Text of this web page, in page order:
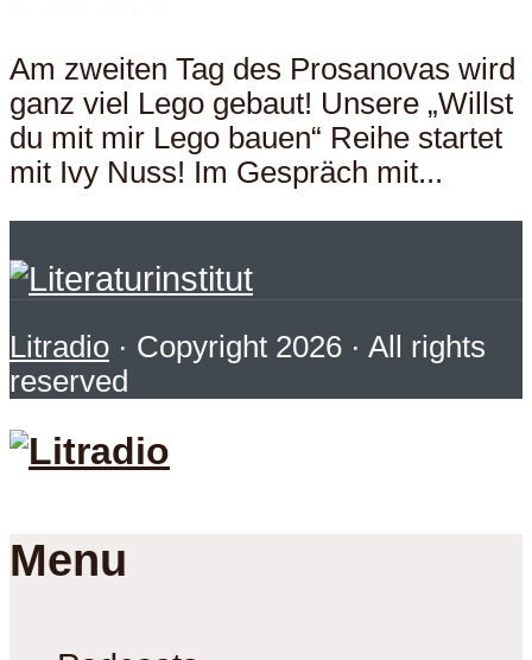
Am zweiten Tag des Prosanovas wird
ganz viel Lego gebaut! Unsere „Willst
du mit mir Lego bauen“ Reihe startet
mit Ivy Nuss! Im Gespräch mit...
Litradio · Copyright 2026 · All rights
reserved
Menu